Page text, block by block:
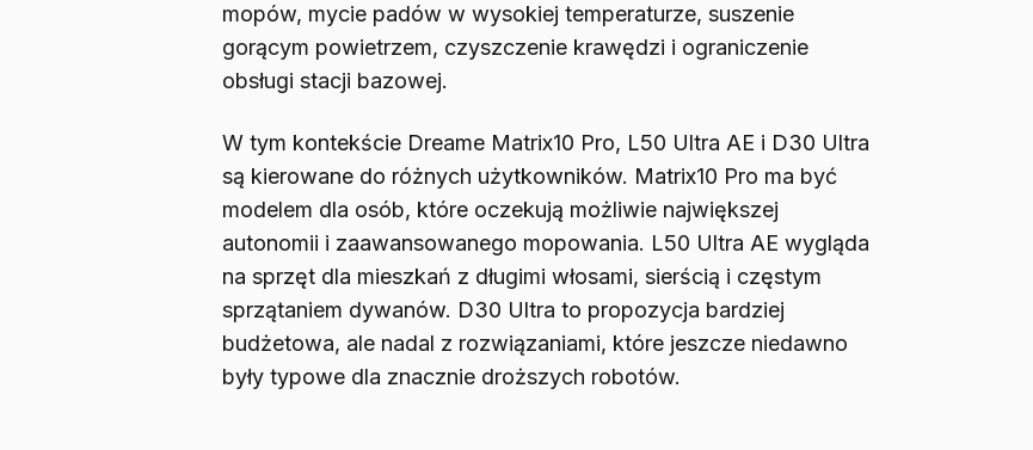
mopów, mycie padów w wysokiej temperaturze, suszenie
gorącym powietrzem, czyszczenie krawędzi i ograniczenie
obsługi stacji bazowej.
W tym kontekście Dreame Matrix10 Pro, L50 Ultra AE i D30 Ultra
są kierowane do różnych użytkowników. Matrix10 Pro ma być
modelem dla osób, które oczekują możliwie największej
autonomii i zaawansowanego mopowania. L50 Ultra AE wygląda
na sprzęt dla mieszkań z długimi włosami, sierścią i częstym
sprzątaniem dywanów. D30 Ultra to propozycja bardziej
budżetowa, ale nadal z rozwiązaniami, które jeszcze niedawno
były typowe dla znacznie droższych robotów.